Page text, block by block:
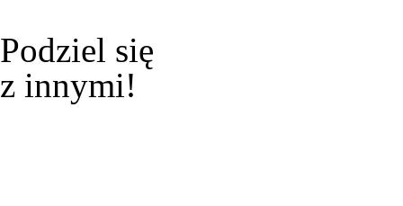
Podziel się
z innymi!